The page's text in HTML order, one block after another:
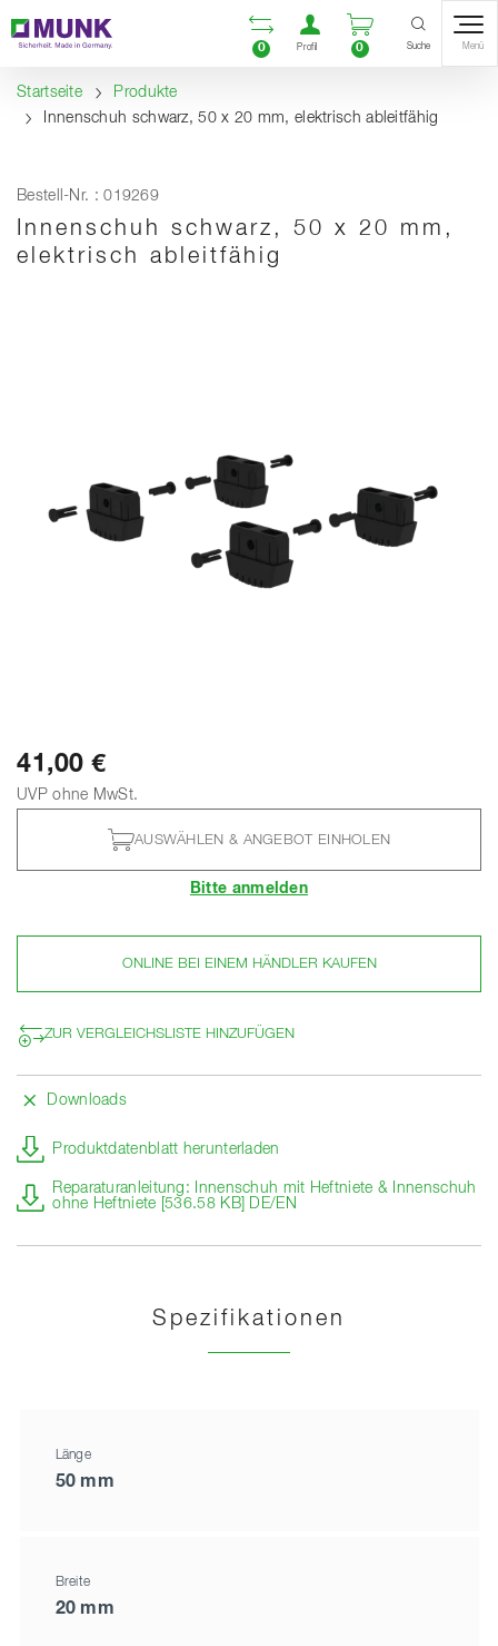
Inhalt
Inhaltsverzeichnis
Navigation Vergleichsliste öffnen
0
Benutzerkonto
Profil
Warenkorb
0 Suche Menü
Startseite
Produkte
Innenschuh schwarz, 50 x 20 mm, elektrisch ableitfähig
Bestell-Nr. : 019269
Innenschuh schwarz, 50 x 20 mm,
elektrisch ableitfähig
41,00 €
UVP ohne MwSt.
AUSWÄHLEN & ANGEBOT EINHOLEN
Bitte anmelden
ONLINE BEI EINEM HÄNDLER KAUFEN
ZUR VERGLEICHSLISTE HINZUFÜGEN
Downloads
Produktdatenblatt herunterladen
Reparaturanleitung: Innenschuh mit Heftniete & Innenschuh
ohne Heftniete [536.58 KB] DE/EN
Spezifikationen
Länge
50 mm
Breite
20 mm